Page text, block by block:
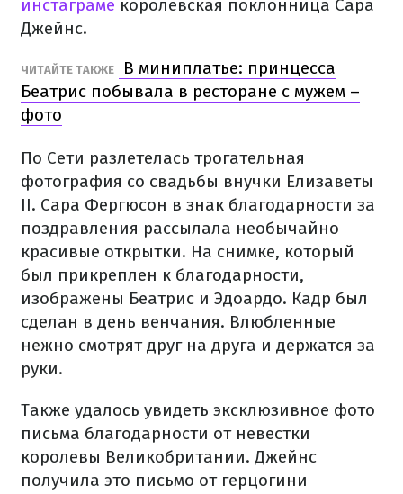
инстаграме королевская поклонница Сара
Джейнс.
ЧИТАЙТЕ ТАКЖЕ
В миниплатье: принцесса
Беатрис побывала в ресторане с мужем –
фото
По Сети разлетелась трогательная
фотография со свадьбы внучки Елизаветы
II. Сара Фергюсон в знак благодарности за
поздравления рассылала необычайно
красивые открытки. На снимке, который
был прикреплен к благодарности,
изображены Беатрис и Эдоардо. Кадр был
сделан в день венчания. Влюбленные
нежно смотрят друг на друга и держатся за
руки.
Также удалось увидеть эксклюзивное фото
письма благодарности от невестки
королевы Великобритании. Джейнс
получила это письмо от герцогини